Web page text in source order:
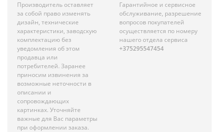
Производитель оставляет
за собой право изменять
дизайн, технические
характеристики, заводскую
комплектацию без
уведомления об этом
продавца или
потребителей. Заранее
приносим извинения за
возможные неточности в
описании и
сопровождающих
картинках. Уточняйте
важные для Вас параметры
при оформлении заказа.
Гарантийное и сервисное
обслуживание, разрешение
вопросов покупателей
осуществляется по номеру
нашего отдела сервиса
+375295547454